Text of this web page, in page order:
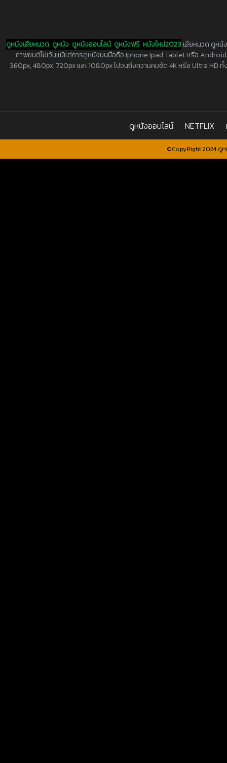
ดูหนังเฮียหนวด ดูหนัง ดูหนังออนไลน์ ดูหนังฟรี หนังใหม่2023เฮียหนวด ดูหนั
ภาพยนต์ไม่เว้นแม้แต่การดูหนังบนมือถือ Iphone Ipad Tablet หรือ
360px, 480px, 720px และ 1080px ไปจนถึงความคมชัด 4K หรือ Ultra HD
ดูหนังออนไลน์ NETFLIX
©CopyRight 2024 ดู